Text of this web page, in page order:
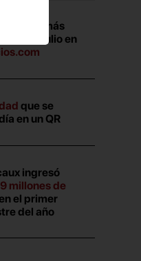
más
durante julio en
que se
en un QR
ingresó
millones de
el primer
del año